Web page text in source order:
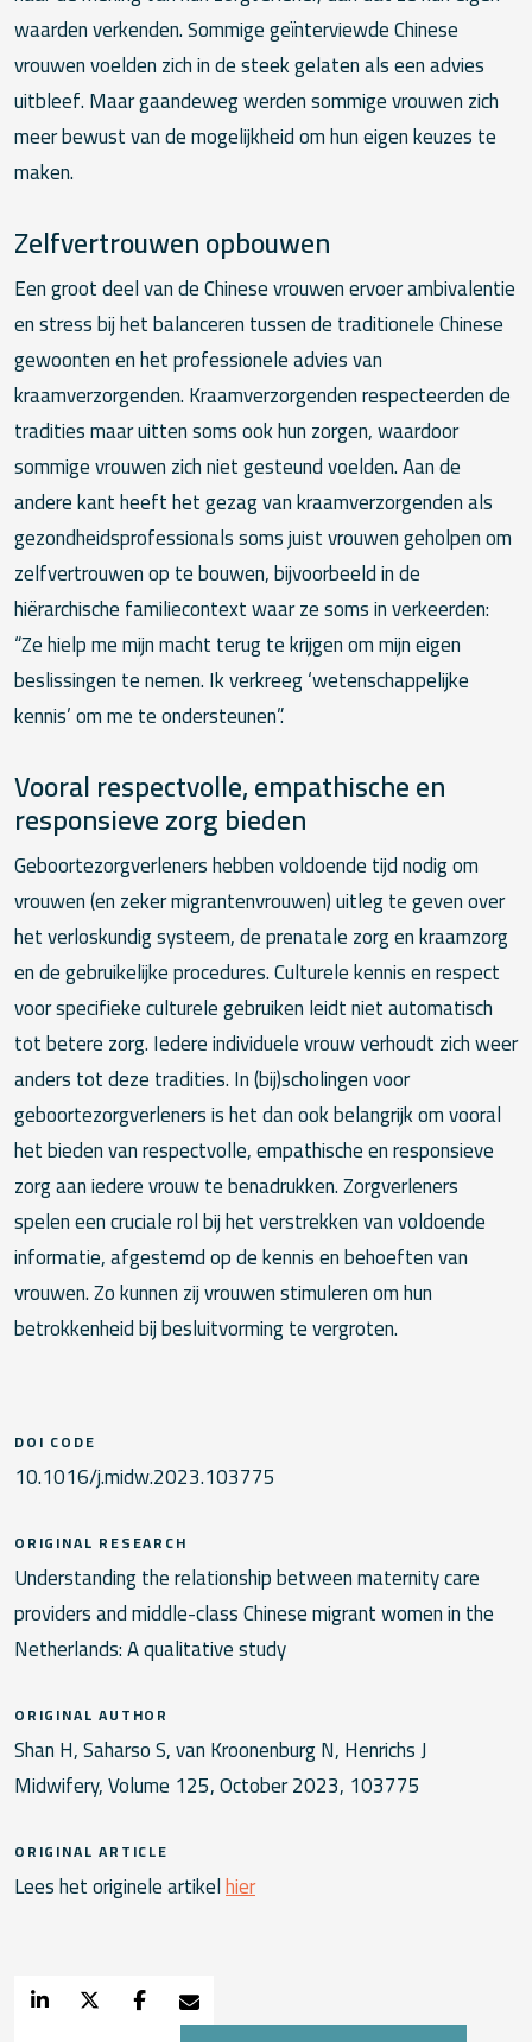
waarden verkenden. Sommige geïnterviewde Chinese
vrouwen voelden zich in de steek gelaten als een advies
uitbleef. Maar gaandeweg werden sommige vrouwen zich
meer bewust van de mogelijkheid om hun eigen keuzes te
maken.
Zelfvertrouwen opbouwen
Een groot deel van de Chinese vrouwen ervoer ambivalentie
en stress bij het balanceren tussen de traditionele Chinese
gewoonten en het professionele advies van
kraamverzorgenden. Kraamverzorgenden respecteerden de
tradities maar uitten soms ook hun zorgen, waardoor
sommige vrouwen zich niet gesteund voelden. Aan de
andere kant heeft het gezag van kraamverzorgenden als
gezondheidsprofessionals soms juist vrouwen geholpen om
zelfvertrouwen op te bouwen, bijvoorbeeld in de
hiërarchische familiecontext waar ze soms in verkeerden:
“Ze hielp me mijn macht terug te krijgen om mijn eigen
beslissingen te nemen. Ik verkreeg ‘wetenschappelijke
kennis’ om me te ondersteunen”.
Vooral respectvolle, empathische en
responsieve zorg bieden
Geboortezorgverleners hebben voldoende tijd nodig om
vrouwen (en zeker migrantenvrouwen) uitleg te geven over
het verloskundig systeem, de prenatale zorg en kraamzorg
en de gebruikelijke procedures. Culturele kennis en respect
voor specifieke culturele gebruiken leidt niet automatisch
tot betere zorg. Iedere individuele vrouw verhoudt zich weer
anders tot deze tradities. In (bij)scholingen voor
geboortezorgverleners is het dan ook belangrijk om vooral
het bieden van respectvolle, empathische en responsieve
zorg aan iedere vrouw te benadrukken. Zorgverleners
spelen een cruciale rol bij het verstrekken van voldoende
informatie, afgestemd op de kennis en behoeften van
vrouwen. Zo kunnen zij vrouwen stimuleren om hun
betrokkenheid bij besluitvorming te vergroten.
DOI CODE
10.1016/j.midw.2023.103775
ORIGINAL RESEARCH
Understanding the relationship between maternity care
providers and middle-class Chinese migrant women in the
Netherlands: A qualitative study
ORIGINAL AUTHOR
Shan H, Saharso S, van Kroonenburg N, Henrichs J
Midwifery, Volume 125, October 2023, 103775
ORIGINAL ARTICLE
Lees het originele artikelhier